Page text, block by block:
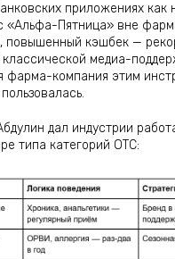
приложениях как
«Альфа-Пятница» вне
повышенный кэшбек —
классической медиа-
фарма-компания этим
дал индустрии
типа категорий ОТС: